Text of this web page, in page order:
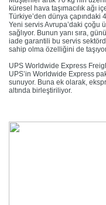
küresel hava taşımacılık ağı
Türkiye’den dünya çapındaki
Yeni servis Avrupa’daki çoğu
sağlıyor. Bunun yanı sıra,
iade garantili bu servis
sahip olma özelliğini de
UPS Worldwide Express
UPS’in Worldwide Express
sunuyor. Buna ek olarak,
altında birleştiriliyor.